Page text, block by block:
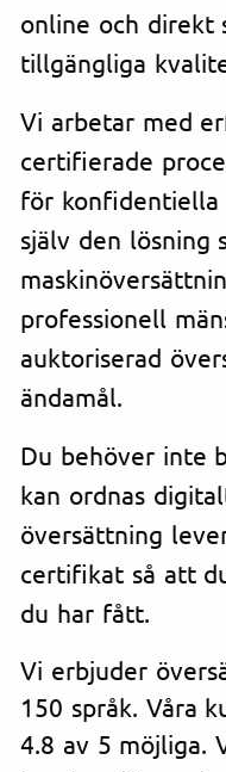
online och direkt
tillgängliga
Vi arbetar med
certifierade
för konfidentiella
själv den lösning
professionell
auktoriserad
ändamål.
Du behöver inte
kan ordnas
översättning
certifikat så att
du har fått.
Vi erbjuder
150 språk. Våra
4.8 av 5 möjliga.